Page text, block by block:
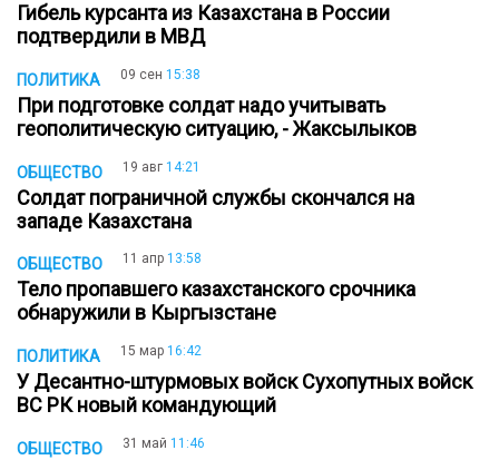
Гибель курсанта из Казахстана в России
подтвердили в МВД
ПОЛИТИКА 09 сен 15:38
При подготовке солдат надо учитывать
геополитическую ситуацию, - Жаксылыков
ОБЩЕСТВО 19 авг 14:21
Солдат пограничной службы скончался на
западе Казахстана
ОБЩЕСТВО 11 апр 13:58
Тело пропавшего казахстанского срочника
обнаружили в Кыргызстане
ПОЛИТИКА 15 мар 16:42
У Десантно-штурмовых войск Сухопутных войск
ВС РК новый командующий
ОБЩЕСТВО 31 май 11:46